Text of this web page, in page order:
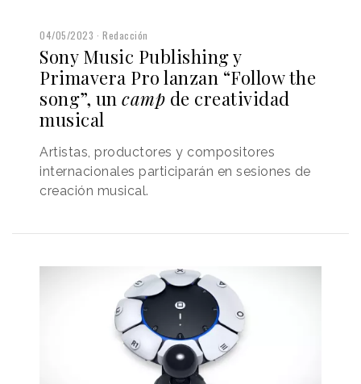
04/05/2023 Redacción
Sony Music Publishing y
Primavera Pro lanzan “Follow the
song”, un camp de creatividad
musical
Artistas, productores y compositores
internacionales participarán en sesiones de
creación musical.